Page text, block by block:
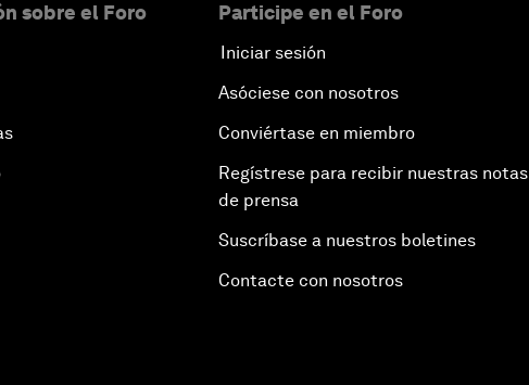
sobre el Foro Participe en el Foro
Iniciar sesión
Asóciese con nosotros
Conviértase en miembro
Regístrese para recibir nuestras notas
de prensa
Suscríbase a nuestros boletines
Contacte con nosotros